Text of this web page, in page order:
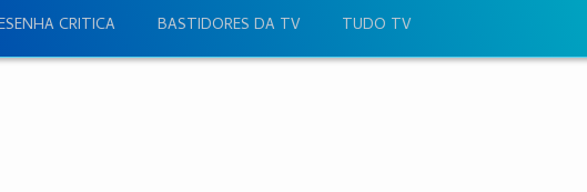
CRITICA BASTIDORES DA TV TUDO TV